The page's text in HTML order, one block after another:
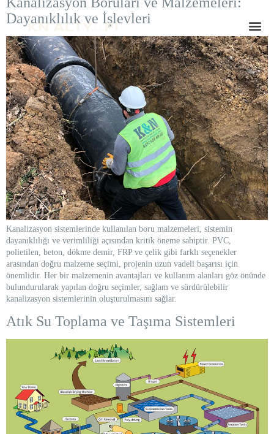
Dayanıklılık ve İşlevleri
Kanalizasyon sistemlerinde kullanılan boru malzemeleri, sistemin
dayanıklılığı ve verimliliği açısından kritik öneme sahiptir. PVC,
polietilen, beton, dökme demir, FRP ve çelik gibi farklı seçenekler
arasından doğru malzeme seçimi, projenin uzun vadeli başarısı için
önemlidir. Her bir malzemenin avantajları ve kullanım alanları göz önünde
bulundurularak yapılan doğru seçimler, sağlam ve sürdürülebilir
kanalizasyon sistemlerinin oluşturulmasını sağlar.
Atık Su Toplama ve Taşıma Sistemleri